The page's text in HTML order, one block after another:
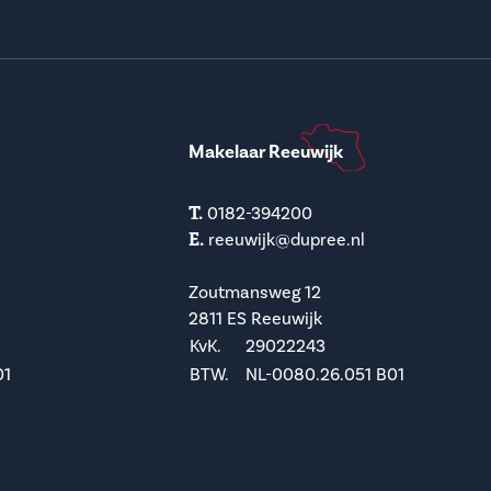
Makelaar Reeuwijk
T. 0182-394200
E. reeuwijk@dupree.nl
Zoutmansweg 12
2811 ES Reeuwijk
KvK.
29022243
BTW.
NL-0080.26.051 B01